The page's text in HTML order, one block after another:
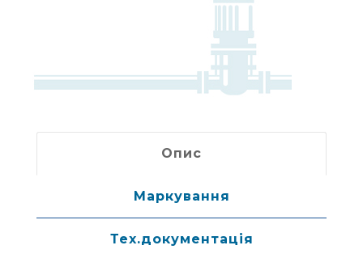
Опис
Маркування
Тех.документація